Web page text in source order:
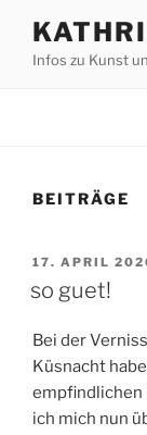
Inhalt
springenInfos zu Kunst
BEITRÄGE
17. APRIL
so guet!
Bei der
Küsnacht
empfindlichen
ich mich nun